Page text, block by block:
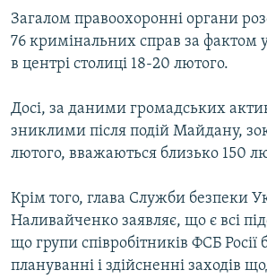
Загалом правоохоронні органи
76 кримінальних справ за фактом
в центрі столиці 18-20 лютого.
Досі, за даними громадських
зниклими після подій Майдану,
лютого, вважаються близько 150
Крім того, глава Служби безпеки
Наливайченко заявляє, що є всі
що групи співробітників ФСБ Росії
плануванні і здійсненні заходів